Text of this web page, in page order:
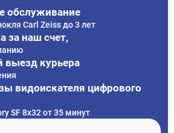
обслуживание
Carl Zeiss до 3 лет
за наш счет,
выезд курьера
видоискателя цифрового
SF 8x32 от 35 минут